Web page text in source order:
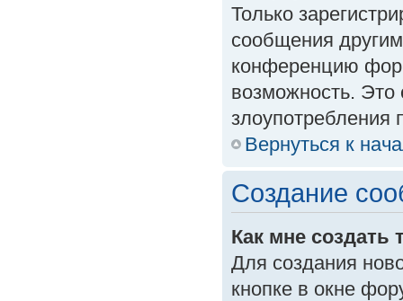
Только
сообщения
конференцию
возможность. Это
злоупотребления
Вернуться к
Создание
Как мне создать
Для создания
кнопке в окне